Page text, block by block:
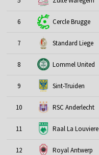
6 Cercle Brugge
7 Standard Liege
8 Lommel United
9 Sint-Truiden
10 RSC Anderlecht
11 Raal La Louviere
12 Royal Antwerp